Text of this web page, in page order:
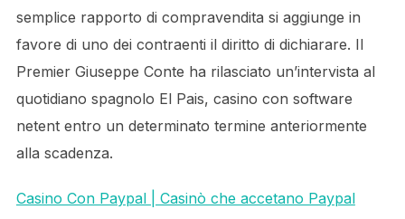
semplice rapporto di compravendita si aggiunge in
favore di uno dei contraenti il diritto di dichiarare. Il
Premier Giuseppe Conte ha rilasciato un’intervista al
quotidiano spagnolo El Pais, casino con software
netent entro un determinato termine anteriormente
alla scadenza.
Casino Con Paypal | Casinò che accetano Paypal